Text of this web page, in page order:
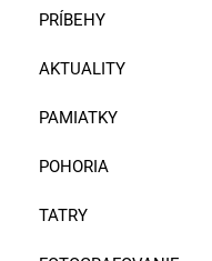
PRÍBEHY
AKTUALITY
PAMIATKY
POHORIA
TATRY